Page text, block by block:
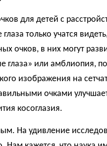
для детей с
только учатся
очков, в них могут
глаза» или амблиопия,
изображения на
очками
косоглазия.
На удивление